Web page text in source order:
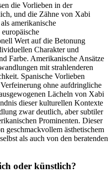
die Vorlieben in der
und die Zähne von Xabi
amerikanische
Wert auf die Betonung
Charakter und
Farbe. Amerikanische Ansätze
mit strahlenderen
Spanische Vorlieben
ohne aufdringliche
Lächeln von Xabi
dieser kulturellen Kontexte
zwar deutlich, aber subtiler
Prominenten. Dieser
geschmackvollem ästhetischem
als auch von den beratenden
oder künstlich?